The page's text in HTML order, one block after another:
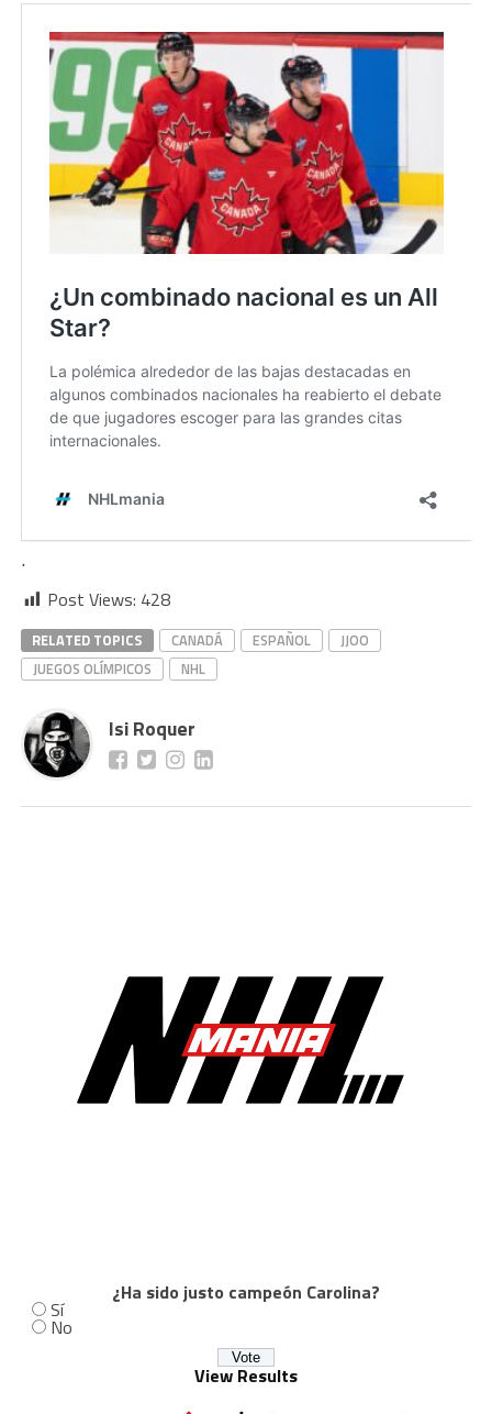
.
Post Views: 428
RELATED TOPICS CANADÁ ESPAÑOL
JJOO
JUEGOS OLÍMPICOS
NHL
Isi Roquer
¿Ha sido justo campeón Carolina?
Sí
No
View Results